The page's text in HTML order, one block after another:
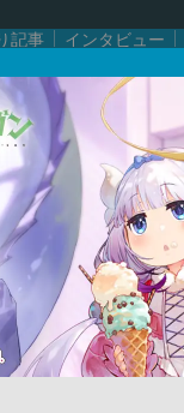
記事 インタビュー